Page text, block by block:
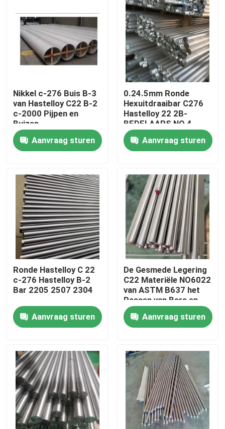
Huis
Ongeveer ons
Fabrieksreis
Contacteer ons
Inconel 600 Materiaal
Inconel 625 Materiaal
Incoloy 800-materiaal
Inconel 718 Materiaal
Nikkel c-276 Buis B-3
van Hastelloy C22 B-2
c-2000 Pijpen en
Buizen
Aanvraag sturen
0.24.5mm Ronde
Hexuitdraaibar C276
Hastelloy 22 2B-
BEDELAARS NO.4
Aanvraag sturen
Ronde Hastelloy C 22
c-276 Hastelloy B-2
Bar 2205 2507 2304
Aanvraag sturen
De Gesmede Legering
C22 Materiële NO6022
van ASTM B637 het
Passen van Bars en
Staven
Aanvraag sturen